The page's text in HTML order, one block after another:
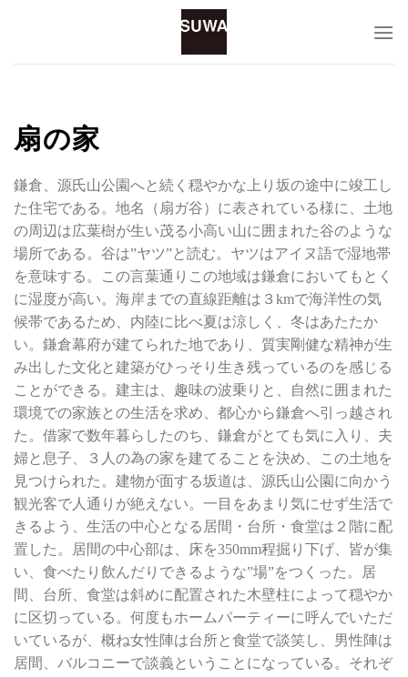
扇の家
鎌倉、源氏山公園へと続く穏やかな上り坂の途中に竣工し
た住宅である。地名（扇ガ谷）に表されている様に、土地
の周辺は広葉樹が生い茂る小高い山に囲まれた谷のような
場所である。谷は”ヤツ”と読む。ヤツはアイヌ語で湿地帯
を意味する。この言葉通りこの地域は鎌倉においてもとく
に湿度が高い。海岸までの直線距離は３kmで海洋性の気
候帯であるため、内陸に比べ夏は涼しく、冬はあたたか
い。鎌倉幕府が建てられた地であり、質実剛健な精神が生
み出した文化と建築がひっそり生き残っているのを感じる
ことができる。建主は、趣味の波乗りと、自然に囲まれた
環境での家族との生活を求め、都心から鎌倉へ引っ越され
た。借家で数年暮らしたのち、鎌倉がとても気に入り、夫
婦と息子、３人の為の家を建てることを決め、この土地を
見つけられた。建物が面する坂道は、源氏山公園に向かう
観光客で人通りが絶えない。一目をあまり気にせず生活で
きるよう、生活の中心となる居間・台所・食堂は２階に配
置した。居間の中心部は、床を350mm程掘り下げ、皆が集
い、食べたり飲んだりできるような”場”をつくった。居
間、台所、食堂は斜めに配置された木壁柱によって穏やか
に区切っている。何度もホームパーティーに呼んでいただ
いているが、概ね女性陣は台所と食堂で談笑し、男性陣は
居間、バルコニーで談義ということになっている。それぞ